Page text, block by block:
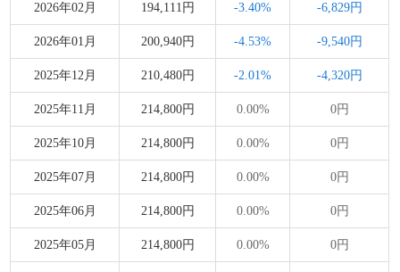
2026年02月 194,111円 -3.40% -6,829円
2026年01月 200,940円 -4.53% -9,540円
2025年12月 210,480円 -2.01% -4,320円
2025年11月 214,800円 0.00% 0円
2025年10月 214,800円 0.00% 0円
2025年07月 214,800円 0.00% 0円
2025年06月 214,800円 0.00% 0円
2025年05月 214,800円 0.00% 0円